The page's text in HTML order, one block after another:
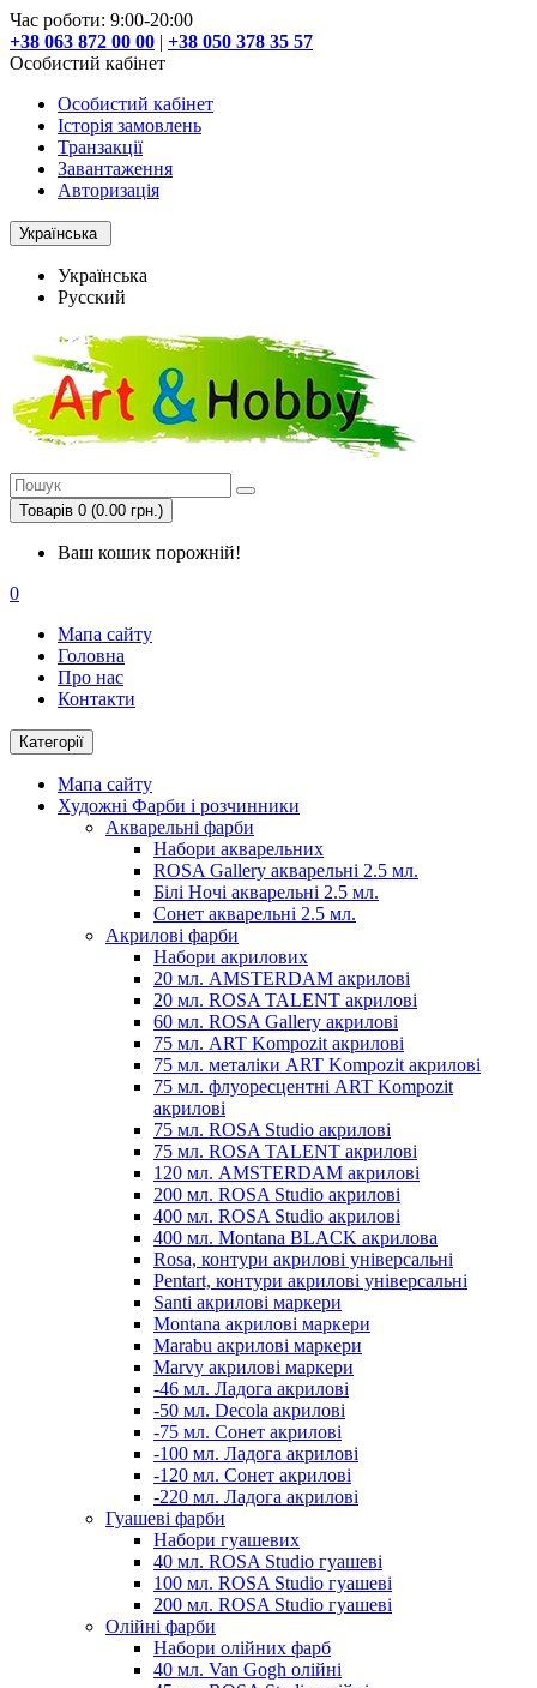
Час роботи: 9:00-20:00
+38 063 872 00 00 | +38 050 378 35 57
Особистий кабінет
Особистий кабінет
Історія замовлень
Транзакції
Завантаження
Авторизація
Українська
Українська
Русский
Товарів 0 (0.00 грн.)
Ваш кошик порожній!
0
Мапа сайту
Головна
Про нас
Контакти
Категорії
Мапа сайту
Художні Фарби і розчинники
Акварельні фарби
Набори акварельних
ROSA Gallery акварельні 2.5 мл.
Білі Ночі акварельні 2.5 мл.
Сонет акварельні 2.5 мл.
Акрилові фарби
Набори акрилових
20 мл. AMSTERDAM акрилові
20 мл. ROSA TALENT акрилові
60 мл. ROSA Gallery акрилові
75 мл. ART Kompozit акрилові
75 мл. металіки ART Kompozit акрилові
75 мл. флуоресцентні ART Kompozit
акрилові
75 мл. ROSA Studio акрилові
75 мл. ROSA TALENT акрилові
120 мл. AMSTERDAM акрилові
200 мл. ROSA Studio акрилові
400 мл. ROSA Studio акрилові
400 мл. Montana BLACK акрилова
Rosa, контури акрилові універсальні
Pentart, контури акрилові універсальні
Santi акрилові маркери
Montana акрилові маркери
Marabu акрилові маркери
Marvy акрилові маркери
-46 мл. Ладога акрилові
-50 мл. Decola акрилові
-75 мл. Сонет акрилові
-100 мл. Ладога акрилові
-120 мл. Сонет акрилові
-220 мл. Ладога акрилові
Гуашеві фарби
Набори гуашевих
40 мл. ROSA Studio гуашеві
100 мл. ROSA Studio гуашеві
200 мл. ROSA Studio гуашеві
Олійні фарби
Набори олійних фарб
40 мл. Van Gogh олійні